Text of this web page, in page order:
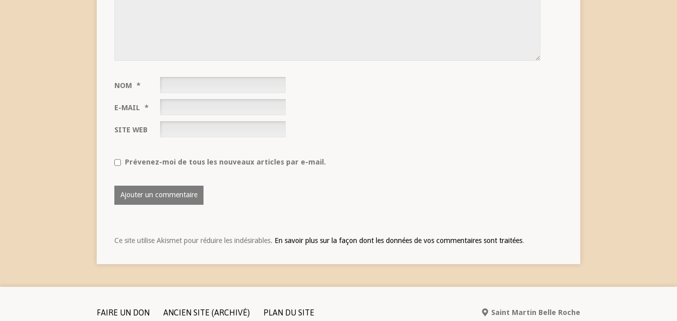
NOM *
E-MAIL *
SITE WEB
Prévenez-moi de tous les nouveaux articles par e-mail.
Ce site utilise Akismet pour réduire les indésirables. En savoir plus sur la façon dont les données de vos commentaires sont traitées.
FAIRE UN DON ANCIEN SITE (ARCHIVÉ)
PLAN DU SITE
Saint Martin Belle Roche